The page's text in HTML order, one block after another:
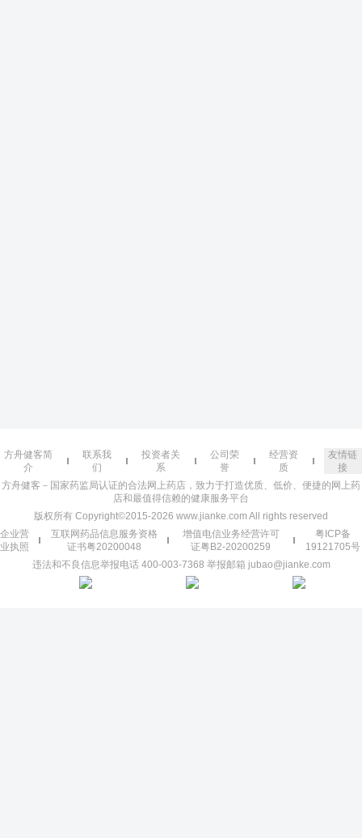
方舟健客简
介
联系我
们
投资者关
系
公司荣
誉
经营资
质
友情链
接
方舟健客－国家药监局认证的合法网上药店，致力于打造优质、低价、便捷的网上药
店和最值得信赖的健康服务平台
版权所有 Copyright©2015-2026 www.jianke.com All rights reserved
企业营
业执照
互联网药品信息服务资格
证书粤20200048
增值电信业务经营许可
证粤B2-20200259
粤ICP备
19121705号
违法和不良信息举报电话 400-003-7368 举报邮箱 jubao@jianke.com